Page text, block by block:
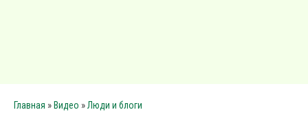
Главная » Видео »Люди и блоги